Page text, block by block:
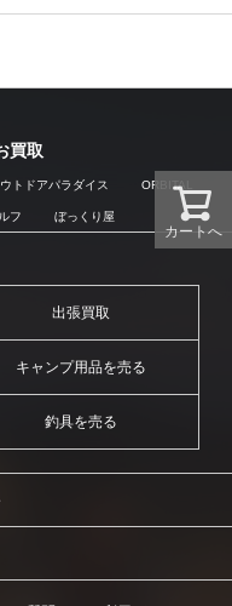
カートへ
買取
トドアパラダイス ORBITAL
フ ぼっくり屋
出張買取
キャンプ用品を売る
釣具を売る